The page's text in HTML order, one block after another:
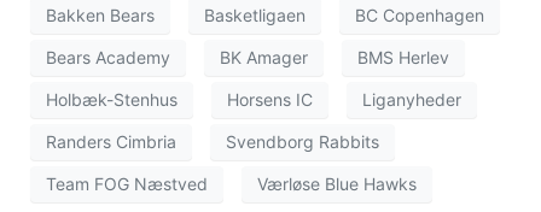
Bakken Bears Basketligaen BC Copenhagen
Bears Academy BK Amager BMS Herlev
Holbæk-Stenhus Horsens IC Liganyheder
Randers Cimbria Svendborg Rabbits
Team FOG Næstved Værløse Blue Hawks